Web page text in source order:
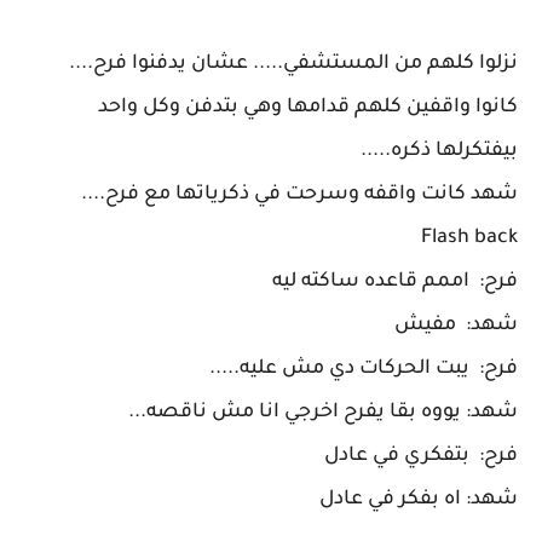
نزلوا كلهم من المستشفي..... عشان يدفنوا فرح....
كانوا واقفين كلهم قدامها وهي بتدفن وكل واحد
بيفتكرلها ذكره.....
شهد كانت واقفه وسرحت في ذكرياتها مع فرح....
Flash back
فرح: اممم قاعده ساكته ليه
شهد: مفيش
فرح: يبت الحركات دي مش عليه.....
شهد: يووه بقا يفرح اخرجي انا مش ناقصه...
فرح: بتفكري في عادل
شهد: اه بفكر في عادل